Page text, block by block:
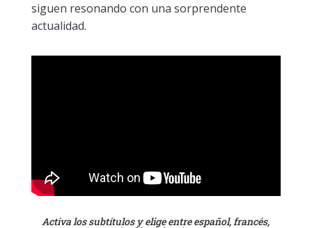
siguen resonando con una sorprendente
actualidad.
Activa los subtítulos y elige entre español, francés,